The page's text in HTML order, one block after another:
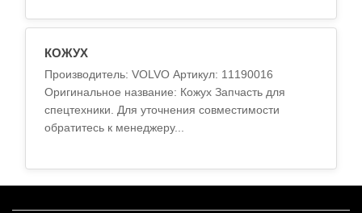
КОЖУХ
Производитель: VOLVO Артикул: 11190016
Оригинальное название: Кожух Запчасть для
спецтехники. Для уточнения совместимости
обратитесь к менеджеру...